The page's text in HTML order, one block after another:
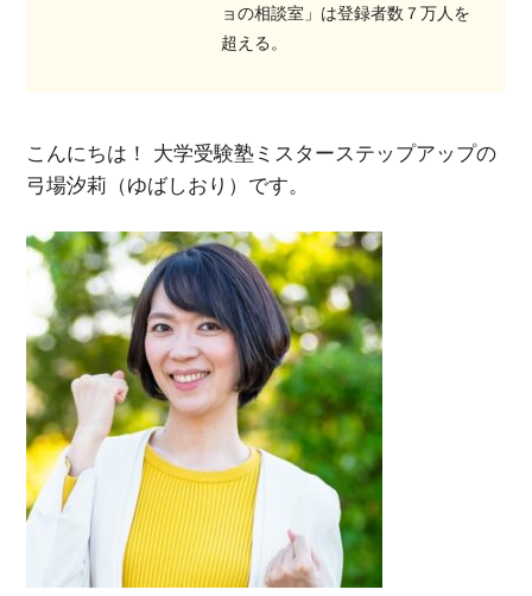
ョの相談室」は登録者数７万人を
超える。
こんにちは！ 大学受験塾ミスターステップアップの
弓場汐莉（ゆばしおり）です。